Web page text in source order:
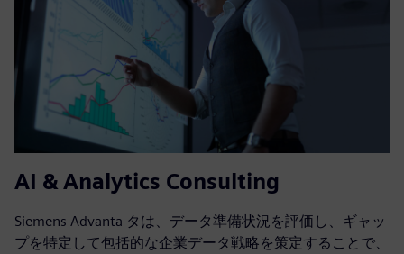
AI & Analytics Consulting
Siemens Advanta タは、データ準備状況を評価し、ギャッ
プを特定して包括的な企業データ戦略を策定することで、